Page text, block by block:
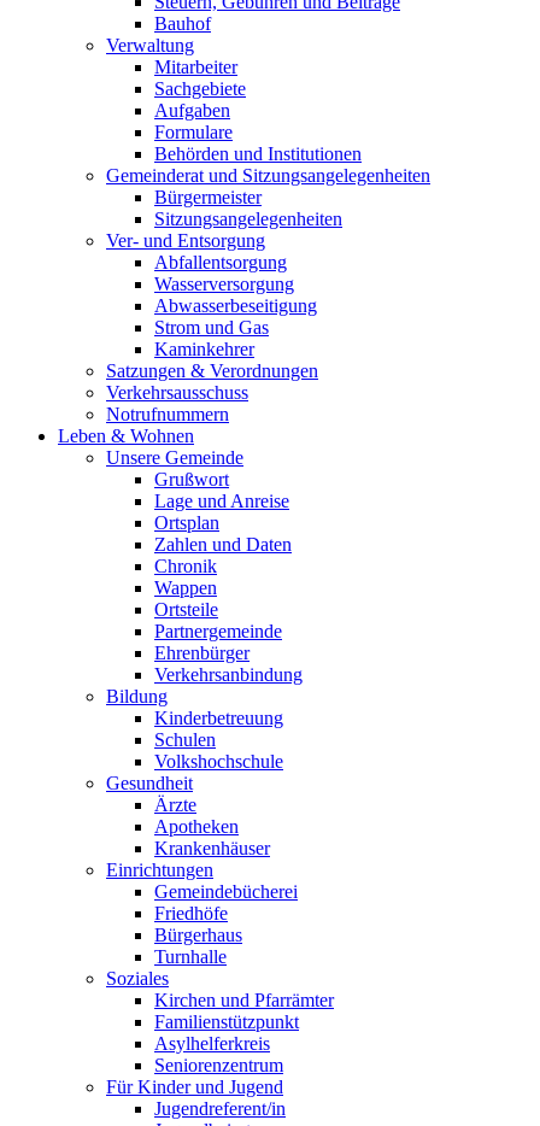
Bauhof
Verwaltung
Mitarbeiter
Sachgebiete
Aufgaben
Formulare
Behörden und Institutionen
Gemeinderat und Sitzungsangelegenheiten
Bürgermeister
Sitzungsangelegenheiten
Ver- und Entsorgung
Abfallentsorgung
Wasserversorgung
Abwasserbeseitigung
Strom und Gas
Kaminkehrer
Satzungen & Verordnungen
Verkehrsausschuss
Notrufnummern
Leben & Wohnen
Unsere Gemeinde
Grußwort
Lage und Anreise
Ortsplan
Zahlen und Daten
Chronik
Wappen
Ortsteile
Partnergemeinde
Ehrenbürger
Verkehrsanbindung
Bildung
Kinderbetreuung
Schulen
Volkshochschule
Gesundheit
Ärzte
Apotheken
Krankenhäuser
Einrichtungen
Gemeindebücherei
Friedhöfe
Bürgerhaus
Turnhalle
Soziales
Kirchen und Pfarrämter
Familienstützpunkt
Asylhelferkreis
Seniorenzentrum
Für Kinder und Jugend
Jugendreferent/in